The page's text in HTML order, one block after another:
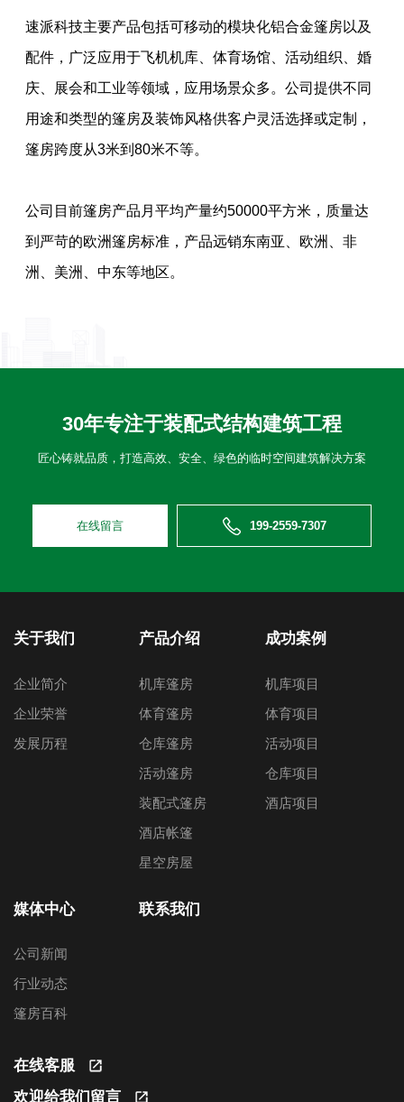
速派科技主要产品包括可移动的模块化铝合金篷房以及
配件，广泛应用于飞机机库、体育场馆、活动组织、婚
庆、展会和工业等领域，应用场景众多。公司提供不同
用途和类型的篷房及装饰风格供客户灵活选择或定制，
篷房跨度从3米到80米不等。
公司目前篷房产品月平均产量约50000平方米，质量达
到严苛的欧洲篷房标准，产品远销东南亚、欧洲、非
洲、美洲、中东等地区。
30年专注于装配式结构建筑工程
匠心铸就品质，打造高效、安全、绿色的临时空间建筑解决方案
在线留言 199-2559-7307
关于我们
企业简介
企业荣誉
发展历程
产品介绍
机库篷房
体育篷房
仓库篷房
活动篷房
装配式篷房
酒店帐篷
星空房屋
成功案例
机库项目
体育项目
活动项目
仓库项目
酒店项目
媒体中心
公司新闻
行业动态
篷房百科
联系我们
在线客服
欢迎给我们留言